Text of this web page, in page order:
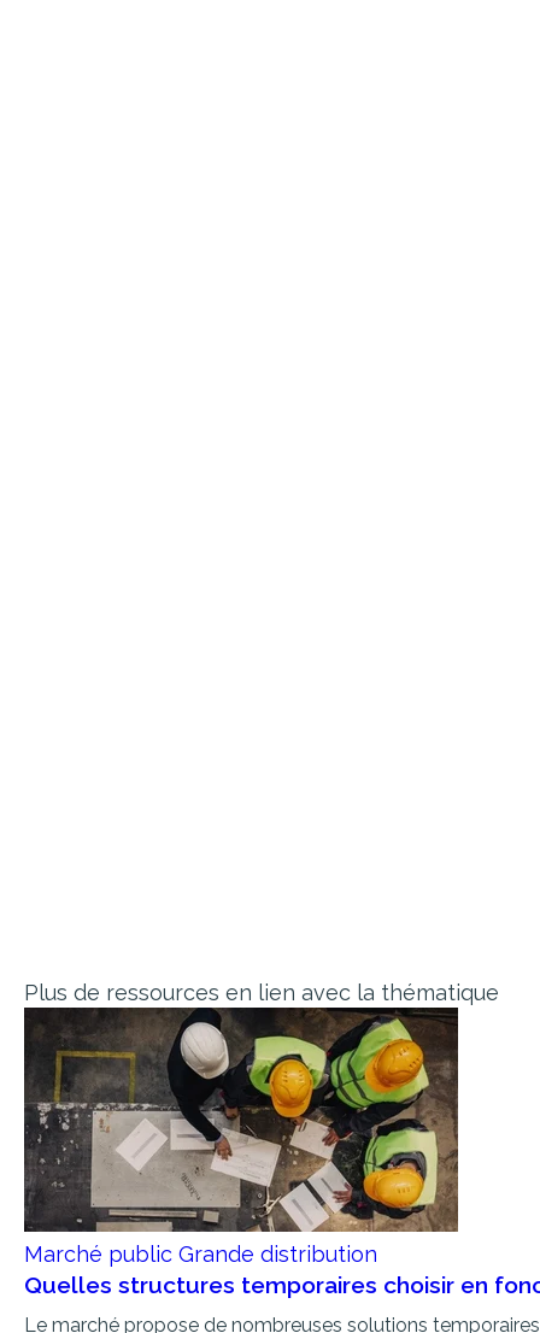
Plus de ressources en lien avec la thématique
Marché public Grande distribution
Quelles structures temporaires choisir en
Le marché propose de nombreuses solutions